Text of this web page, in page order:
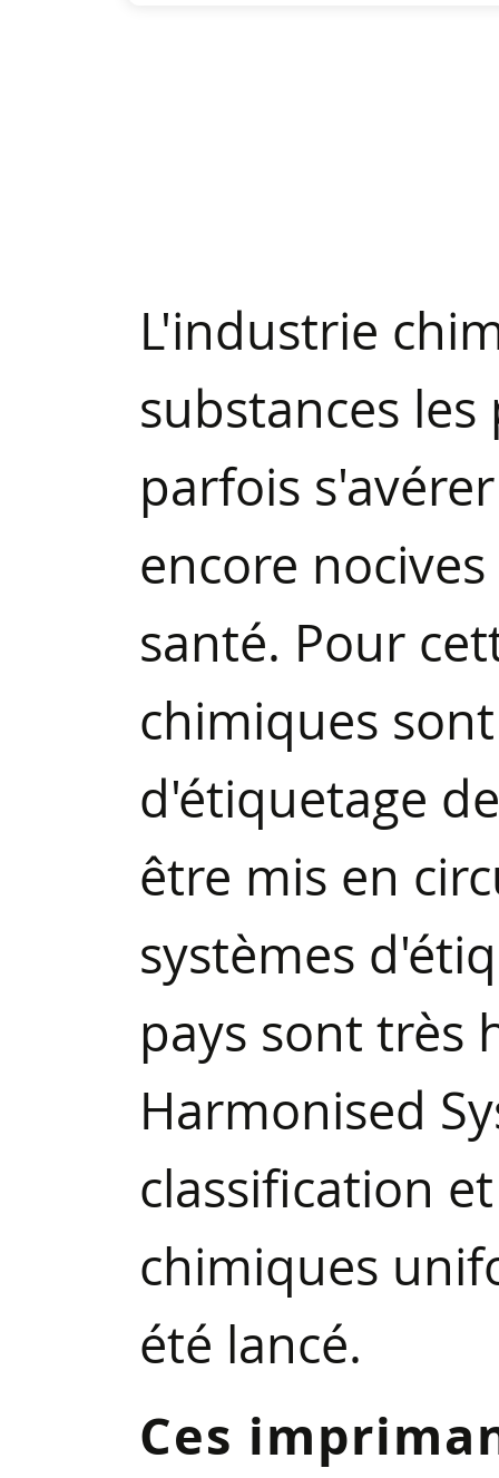
L'industrie
substances
parfois
encore
santé. Pour
chimiques
d'étiquetage
être mis en
systèmes
pays sont très
Harmonised
classification
chimiques
été lancé.
Ces